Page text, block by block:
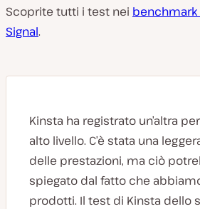
Scoprite tutti i test nei benchmark
Signal.
Kinsta ha registrato un’altra
alto livello. C’è stata una
delle prestazioni, ma ciò
spiegato dal fatto che
prodotti. Il test di Kinsta dello